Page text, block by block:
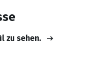
zu sehen.